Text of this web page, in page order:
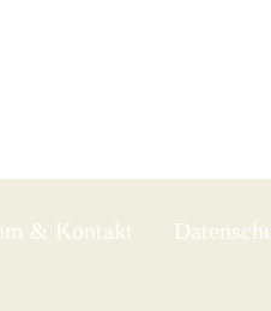
& Kontakt